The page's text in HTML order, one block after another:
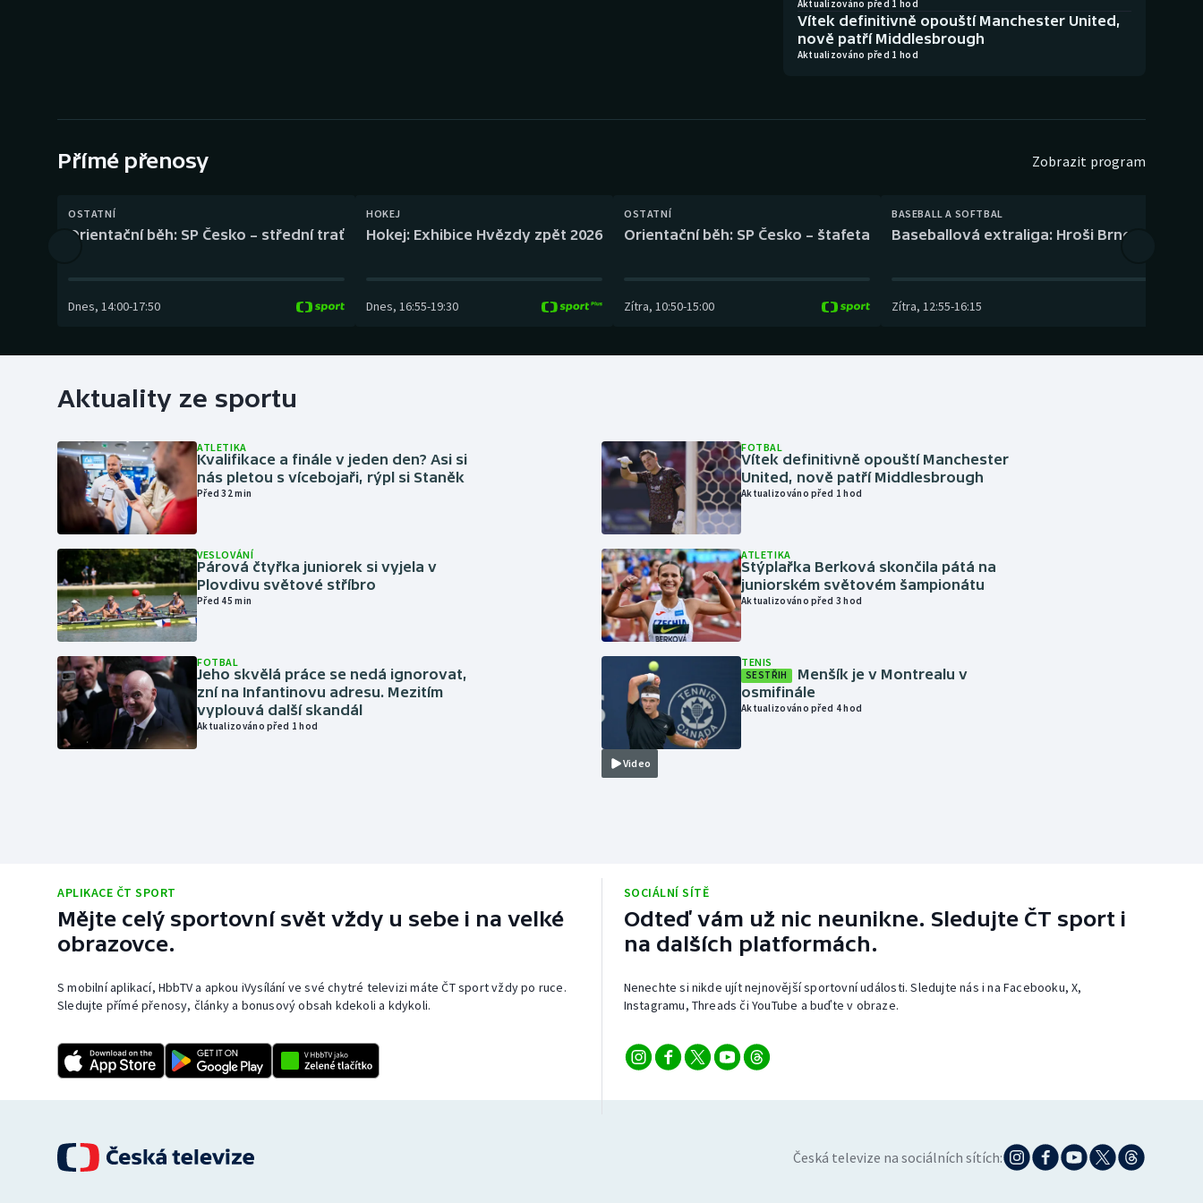
Aktualizováno před 1 hod
Vítek definitivně opouští Manchester United,
nově patří Middlesbrough
Aktualizováno před 1 hod
Přímé přenosy Zobrazit program
OSTATNÍ
Orientační běh: SP Česko – střední trať
Dnes, 14:00-17:50
HOKEJ
Hokej: Exhibice Hvězdy zpět 2026
Dnes, 16:55-19:30
OSTATNÍ
Orientační běh: SP Česko – štafeta
Zítra, 10:50-15:00
BASEBALL A SOFTBAL
Baseballová extraliga: Hroši Brno – Eagles
Zítra, 12:55-16:15
Aktuality ze sportu
ATLETIKA
Kvalifikace a finále v jeden den? Asi si
nás pletou s vícebojaři, rýpl si Staněk
Před 32 min
VESLOVÁNÍ
Párová čtyřka juniorek si vyjela v
Plovdivu světové stříbro
Před 45 min
FOTBAL
Jeho skvělá práce se nedá ignorovat,
zní na Infantinovu adresu. Mezitím
vyplouvá další skandál
Aktualizováno před 1 hod
FOTBAL
Vítek definitivně opouští Manchester
United, nově patří Middlesbrough
Aktualizováno před 1 hod
ATLETIKA
Stýplařka Berková skončila pátá na
juniorském světovém šampionátu
Aktualizováno před 3 hod
Video
TENIS
SESTŘIH
Menšík je v Montrealu v
osmifinále
Aktualizováno před 4 hod
APLIKACE ČT SPORT
Mějte celý sportovní svět vždy u sebe i na velké
obrazovce.
S mobilní aplikací, HbbTV a apkou iVysílání ve své chytré televizi máte ČT sport vždy po ruce.
Sledujte přímé přenosy, články a bonusový obsah kdekoli a kdykoli.
SOCIÁLNÍ SÍTĚ
Odteď vám už nic neunikne. Sledujte ČT sport i
na dalších platformách.
Nenechte si nikde ujít nejnovější sportovní události. Sledujte nás i na Facebooku, X,
Instagramu, Threads či YouTube a buďte v obraze.
Česká televize na sociálních sítích: